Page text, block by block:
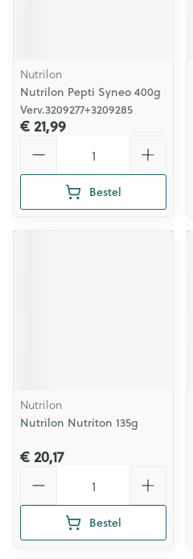
Nutrilon
Nutrilon Pepti Syneo 400g
Verv.3209277+3209285
€ 21,99
Bestel
Nutrilon
Nutrilon Nutriton 135g
€ 20,17
Bestel